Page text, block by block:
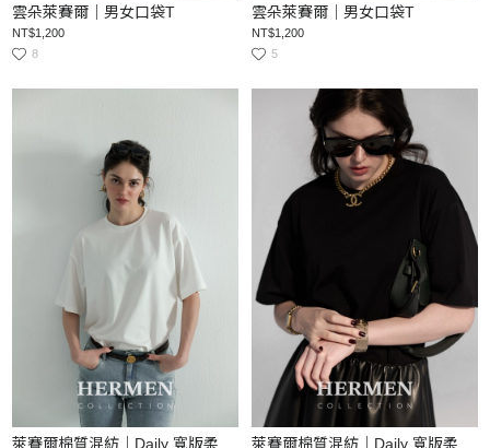
雲朵萊賽爾｜男女口袋T
NT$1,200
8
雲朵萊賽爾｜男女口袋T
NT$1,200
5